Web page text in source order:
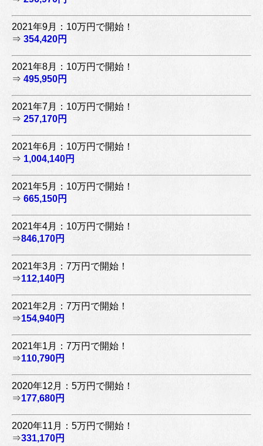
2021年9月：10万円で開始！
⇒ 354,420円
2021年8月：10万円で開始！
⇒ 495,950円
2021年7月：10万円で開始！
⇒ 257,170円
2021年6月：10万円で開始！
⇒ 1,004,140円
2021年5月：10万円で開始！
⇒ 665,150円
2021年4月：10万円で開始！
⇒846,170円
2021年3月：7万円で開始！
⇒112,140円
2021年2月：7万円で開始！
⇒154,940円
2021年1月：7万円で開始！
⇒110,790円
2020年12月：5万円で開始！
⇒177,680円
2020年11月：5万円で開始！
⇒331,170円